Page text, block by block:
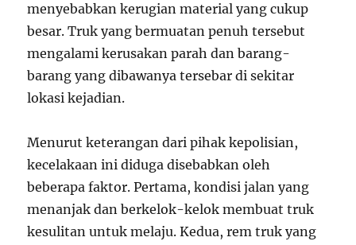
menyebabkan kerugian material yang cukup
besar. Truk yang bermuatan penuh tersebut
mengalami kerusakan parah dan barang-
barang yang dibawanya tersebar di sekitar
lokasi kejadian.
Menurut keterangan dari pihak kepolisian,
kecelakaan ini diduga disebabkan oleh
beberapa faktor. Pertama, kondisi jalan yang
menanjak dan berkelok-kelok membuat truk
kesulitan untuk melaju. Kedua, rem truk yang